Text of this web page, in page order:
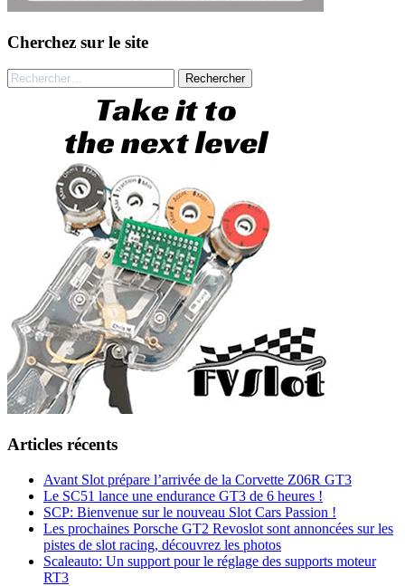
Cherchez sur le site
Rechercher :
Articles récents
Avant Slot prépare l’arrivée de la Corvette Z06R GT3
Le SC51 lance une endurance GT3 de 6 heures !
SCP: Bienvenue sur le nouveau Slot Cars Passion !
Les prochaines Porsche GT2 Revoslot sont annoncées sur les
pistes de slot racing, découvrez les photos
Scaleauto: Un support pour le réglage des supports moteur
RT3